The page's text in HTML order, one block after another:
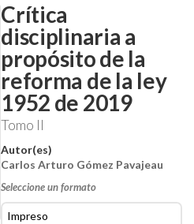
Crítica
disciplinaria a
propósito de la
reforma de la ley
1952 de 2019
Tomo II
Autor(es)
Carlos Arturo Gómez Pavajeau
Seleccione un formato
Impreso